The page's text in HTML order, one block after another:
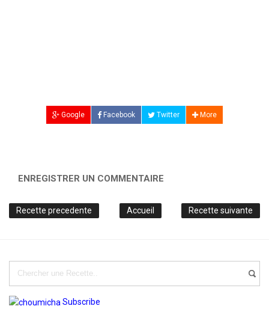
Google Facebook Twitter More
ENREGISTRER UN COMMENTAIRE
Recette precedente Recette suivante
Accueil
Subscribe